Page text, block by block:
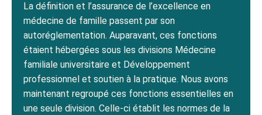
La définition et l’assurance de l’excellence en
médecine de famille passent par son
autoréglementation. Auparavant, ces fonctions
étaient hébergées sous les divisions Médecine
familiale universitaire et Développement
professionnel et soutien à la pratique. Nous avons
maintenant regroupé ces fonctions essentielles en
une seule division. Celle-ci établit les normes de la